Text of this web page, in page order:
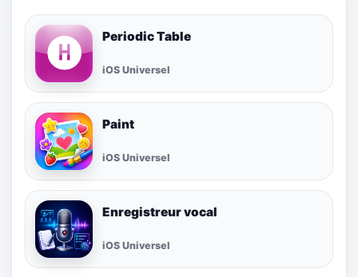
Periodic Table
iOS Universel
Paint
iOS Universel
Enregistreur vocal
iOS Universel